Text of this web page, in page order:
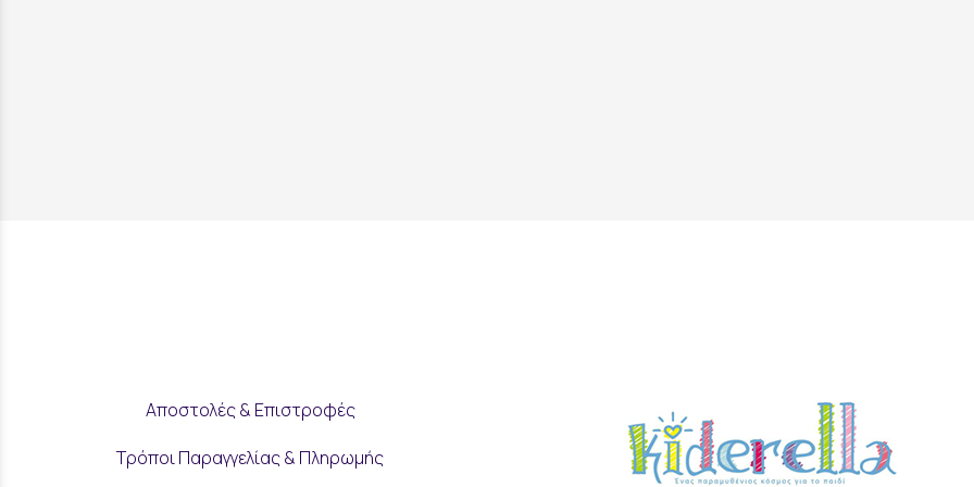
Αποστολές & Επιστροφές
Τρόποι Παραγγελίας & Πληρωμής